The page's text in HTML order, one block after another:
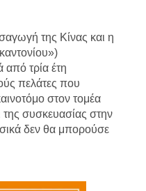
της Κίνας και η
τρία έτη
πελάτες που
στον τομέα
της συσκευασίας στην
δεν θα μπορούσε